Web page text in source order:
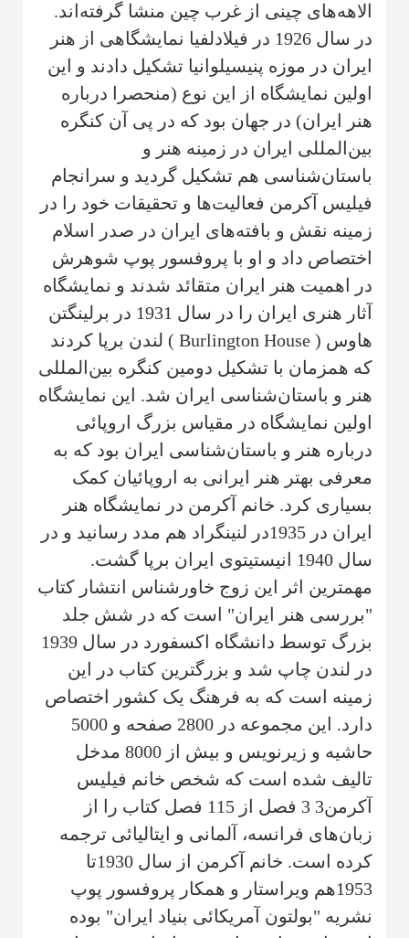
الاهه‌های چینی از غرب چین‌ منشا گرفته‌اند.
در سال 1926 در فیلادلفیا‌ نمایشگاهی از هنر
ایران‌ در موزه پنیسیلوانیا‌ تشکیل دادند و این
اولین نمایشگاه از این نوع (منحصرا درباره
هنر ایران‌) در جهان بود‌ که در پی آن کنگره
بین‌المللی ایران در زمینه هنر و
باستان‌شناسی‌ هم ‌تشکیل گردید‌ و سرانجام
فیلیس آکرمن فعالیت‌ها و تحقیقات خود را در
زمینه نقش و بافته‌های ایران در صدر اسلام‌
اختصاص داد و او با پروفسور پوپ شوهرش‌
در اهمیت هنر ایران‌ متقائد شدند و نمایشگاه
آثار هنری ایران را در سال 1931 در برلینگتن
هاوس ( Burlington House ) لندن‌ بر‌پا کردند
که همزمان با‌ تشکیل دومین کنگره بین‌المللی
هنر و باستان‌شناسی ایران شد. این نمایشگاه
اولین نمایشگاه در مقیاس بزرگ اروپائی‌
در‌باره هنر و باستان‌شناسی ایران بود‌ که به
معرفی بهتر هنر ایرانی به اروپائیان‌ کمک
بسیاری کرد‌. خانم آکر‌من در نمایشگاه هنر
ایران‌ در 1935در لنینگراد هم مدد رسانید ‌و در
سال 1940 انیستیتوی ایران‌ بر‌پا گشت‌.
مهمترین اثر این زوج خاور‌شناس انتشار کتاب
"بررسی هنر ایران" است که در شش جلد
بزرگ توسط دانشگاه اکسفورد در سال 1939
در لندن چاپ شد و بزرگترین کتاب در این
زمینه است که‌‌ به فرهنگ‌ یک کشور اختصاص
دارد‌. این مجموعه در 2800 صفحه و 5000
حاشیه و زیرنویس و بیش از 8000 مدخل‌
تالیف شده است‌ که شخص خانم فیلیس
آکرمن3 3 فصل از 115 فصل کتاب را از
زبان‌های فرانسه، آلمانی و ایتالیائی‌ ترجمه
کرده است. خانم آکرمن از سال 1930تا
1953هم ویراستار و همکار پروفسور پوپ
نشریه "بولتون آمریکائی بنیاد ایران" بوده